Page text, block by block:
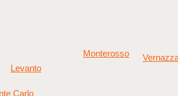
Levanto
Monterosso
Carlo